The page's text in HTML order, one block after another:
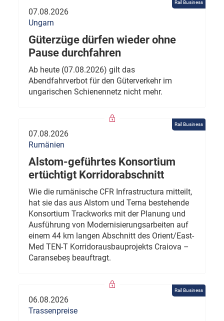
Rail Business
07.08.2026
Ungarn
Güterzüge dürfen wieder ohne
Pause durchfahren
Ab heute (07.08.2026) gilt das
Abendfahrverbot für den Güterverkehr im
ungarischen Schienennetz nicht mehr.
Rail Business
07.08.2026
Rumänien
Alstom-geführtes Konsortium
ertüchtigt Korridorabschnitt
Wie die rumänische CFR Infrastructura mitteilt,
hat sie das aus Alstom und Terna bestehende
Konsortium Trackworks mit der Planung und
Ausführung von Modernisierungsarbeiten auf
einem 44 km langen Abschnitt des Orient/East-
Med TEN-T Korridorausbauprojekts Craiova –
Caransebeș beauftragt.
Rail Business
06.08.2026
Trassenpreise